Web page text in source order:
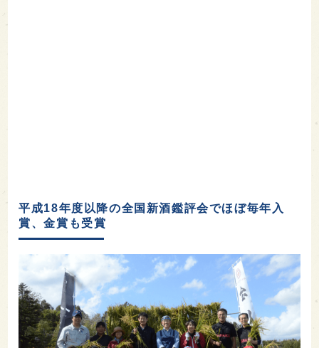
平成18年度以降の全国新酒鑑評会でほぼ毎年入
賞、金賞も受賞